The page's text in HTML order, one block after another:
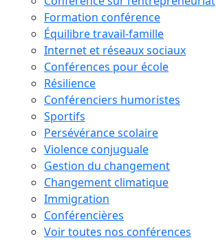
Formation conférence
Équilibre travail-famille
Internet et réseaux sociaux
Conférences pour école
Résilience
Conférenciers humoristes
Sportifs
Persévérance scolaire
Violence conjuguale
Gestion du changement
Changement climatique
Immigration
Conférencières
Voir toutes nos conférences